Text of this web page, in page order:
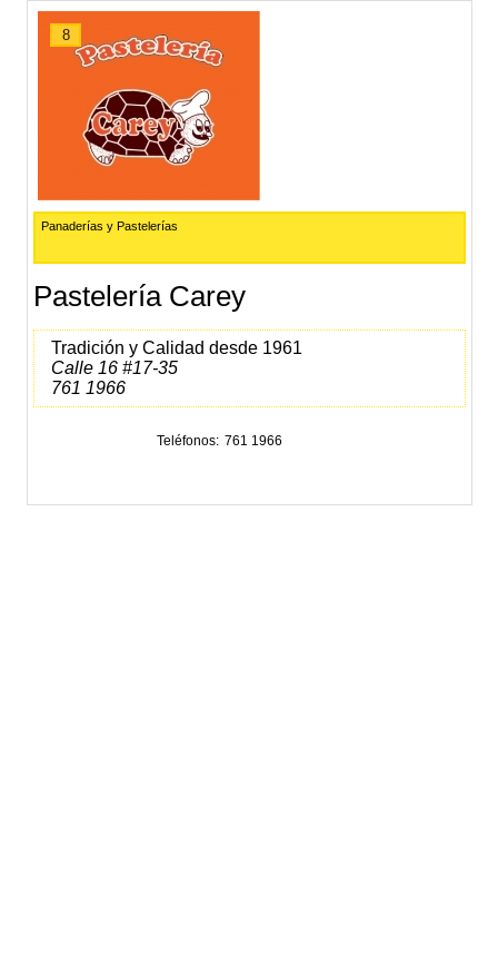
8
Panaderías y Pastelerías
Pastelería Carey
Tradición y Calidad desde 1961
Calle 16 #17-35
761 1966
Teléfonos 761 1966